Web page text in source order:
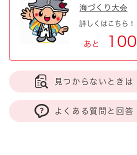
海づくり大会
詳しくはこちら！
あと 100
見つからないときは
よくある質問と回答